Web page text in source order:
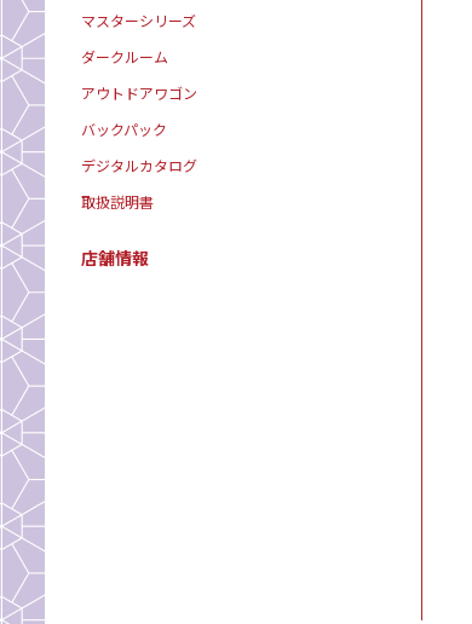
マスターシリーズ
ダークルーム
アウトドアワゴン
バックパック
デジタルカタログ
取扱説明書
店舗情報